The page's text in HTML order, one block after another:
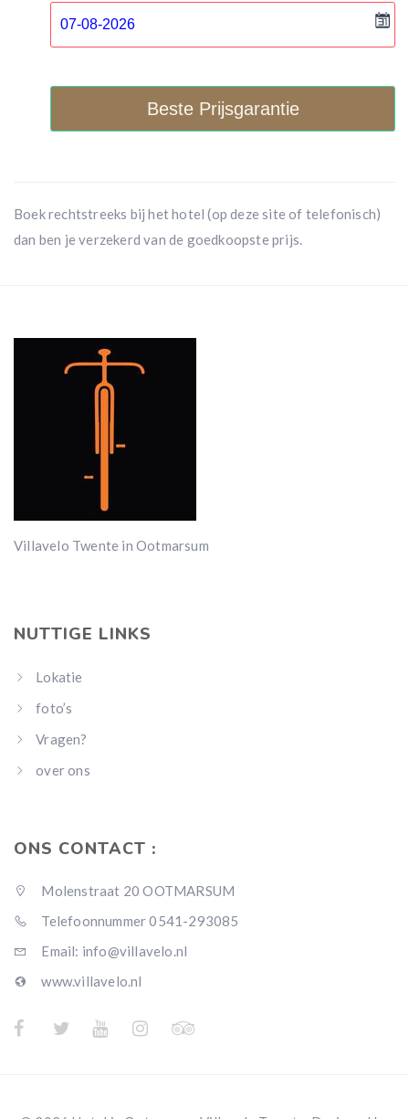
Beste Prijsgarantie
Boek rechtstreeks bij het hotel (op deze site of telefonisch)
dan ben je verzekerd van de goedkoopste prijs.
Villavelo Twente in Ootmarsum
NUTTIGE LINKS
Lokatie
foto’s
Vragen?
over ons
ONS CONTACT :
Molenstraat 20 OOTMARSUM
Telefoonnummer 0541-293085
Email: info@villavelo.nl
www.villavelo.nl